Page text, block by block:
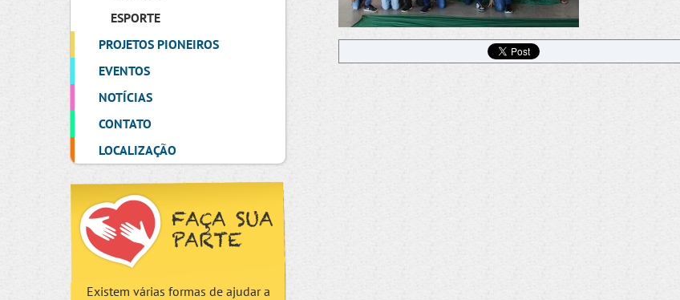
ESPORTE
PROJETOS PIONEIROS
EVENTOS
NOTÍCIAS
CONTATO
LOCALIZAÇÃO
FAÇA SUA
PARTE
Existem várias formas de ajudar a